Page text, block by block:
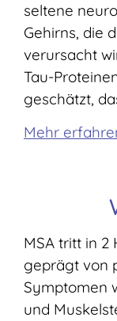
seltene
Gehirns, die
verursacht
Tau-
geschätzt,
Mehr
MSA tritt in 2
geprägt von
Symptomen
und